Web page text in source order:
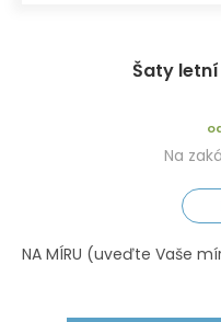
Šaty
Na
NA MÍRU (uveďte Vaše